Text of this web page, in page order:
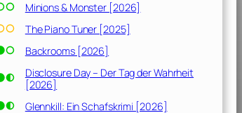
Minions & Monster [2026]
The Piano Tuner [2025]
Backrooms [2026]
Disclosure Day – Der Tag der Wahrheit
[2026]
Glennkill: Ein Schafskrimi [2026]